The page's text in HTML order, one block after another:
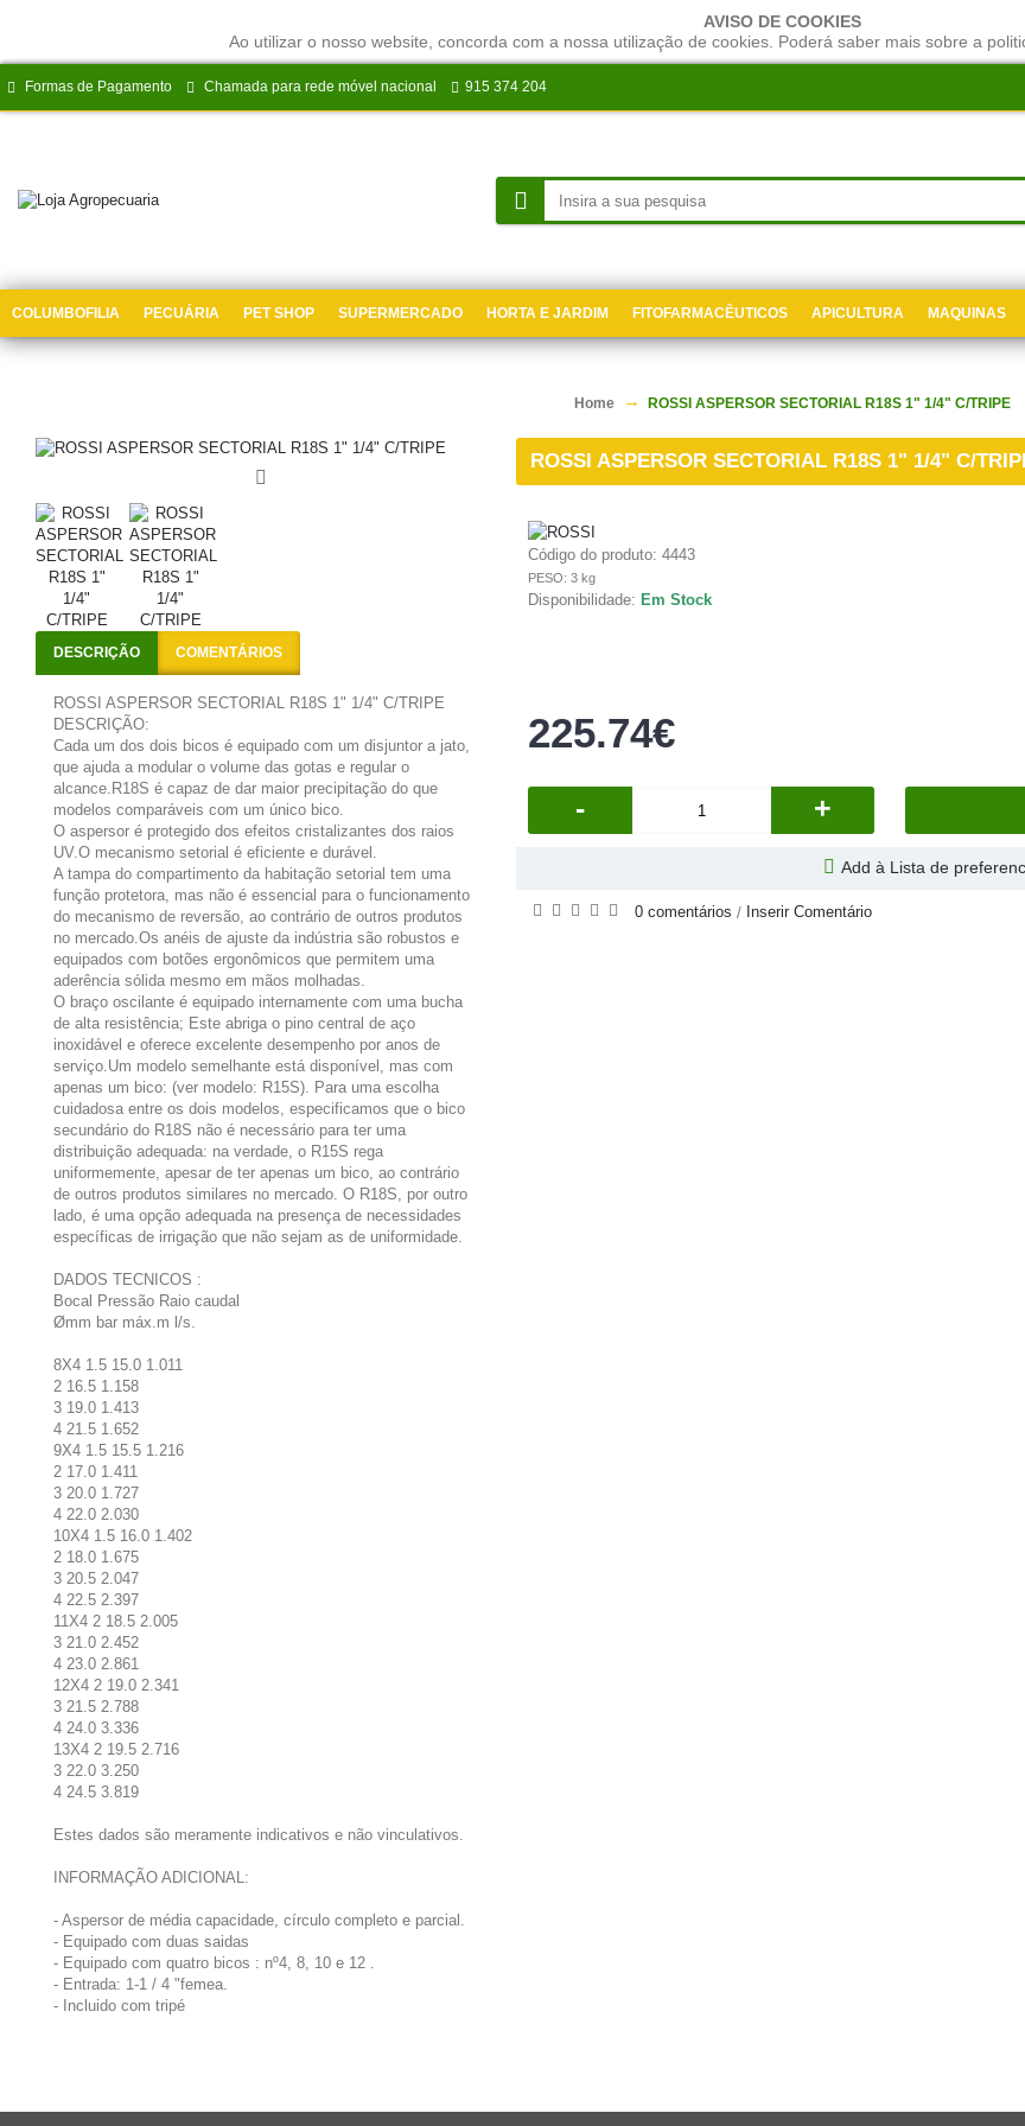
AVISO DE COOKIES
Ao utilizar o nosso website, concorda com a nossa utilização de cookies. Poderá saber mais sobre a
Formas de Pagamento Chamada para rede móvel nacional 915 374 204
COLUMBOFILIA PECUÁRIA PET SHOP SUPERMERCADO HORTA E JARDIM FITOFARMACÊUTICOS APICULTURA MAQUINAS
Home ROSSI ASPERSOR SECTORIAL R18S 1" 1/4" C/TRIPE
DESCRIÇÃO COMENTÁRIOS
ROSSI ASPERSOR SECTORIAL R18S 1" 1/4" C/TRIPE
DESCRIÇÃO:
Cada um dos dois bicos é equipado com um disjuntor a jato,
que ajuda a modular o volume das gotas e regular o
alcance.R18S é capaz de dar maior precipitação do que
modelos comparáveis com um único bico.
O aspersor é protegido dos efeitos cristalizantes dos raios
UV.O mecanismo setorial é eficiente e durável.
A tampa do compartimento da habitação setorial tem uma
função protetora, mas não é essencial para o funcionamento
do mecanismo de reversão, ao contrário de outros produtos
no mercado.Os anéis de ajuste da indústria são robustos e
equipados com botões ergonômicos que permitem uma
aderência sólida mesmo em mãos molhadas.
O braço oscilante é equipado internamente com uma bucha
de alta resistência; Este abriga o pino central de aço
inoxidável e oferece excelente desempenho por anos de
serviço.Um modelo semelhante está disponível, mas com
apenas um bico: (ver modelo: R15S). Para uma escolha
cuidadosa entre os dois modelos, especificamos que o bico
secundário do R18S não é necessário para ter uma
distribuição adequada: na verdade, o R15S rega
uniformemente, apesar de ter apenas um bico, ao contrário
de outros produtos similares no mercado. O R18S, por outro
lado, é uma opção adequada na presença de necessidades
específicas de irrigação que não sejam as de uniformidade.
DADOS TECNICOS :
Bocal Pressão Raio caudal
Ømm bar máx.m l/s.
8X4 1.5 15.0 1.011
2 16.5 1.158
3 19.0 1.413
4 21.5 1.652
9X4 1.5 15.5 1.216
2 17.0 1.411
3 20.0 1.727
4 22.0 2.030
10X4 1.5 16.0 1.402
2 18.0 1.675
3 20.5 2.047
4 22.5 2.397
11X4 2 18.5 2.005
3 21.0 2.452
4 23.0 2.861
12X4 2 19.0 2.341
3 21.5 2.788
4 24.0 3.336
13X4 2 19.5 2.716
3 22.0 3.250
4 24.5 3.819
Estes dados são meramente indicativos e não vinculativos.
INFORMAÇÃO ADICIONAL:
- Aspersor de média capacidade, círculo completo e parcial.
- Equipado com duas saidas
- Equipado com quatro bicos : nº4, 8, 10 e 12 .
- Entrada: 1-1 / 4 "femea.
- Incluido com tripé
ROSSI ASPERSOR SECTORIAL R18S 1" 1/4" C/
Código do produto:4443
PESO: 3 kg
Disponibilidade: Em Stock
225.74€
- +
Add à Lista de
0 comentários / Inserir Comentário